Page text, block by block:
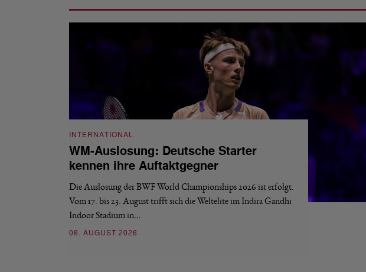
INTERNATIONAL
WM-Auslosung: Deutsche Starter
kennen ihre Auftaktgegner
Die Auslosung der BWF World Championships 2026 ist erfolgt.
Vom 17. bis 23. August trifft sich die Weltelite im Indira Gandhi
Indoor Stadium in…
06. AUGUST 2026